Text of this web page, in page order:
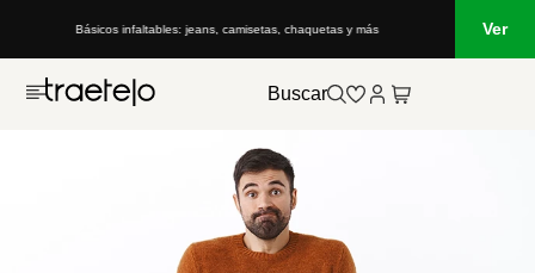
Básicos infaltables: jeans, camisetas, chaquetas y más Ver
Buscar